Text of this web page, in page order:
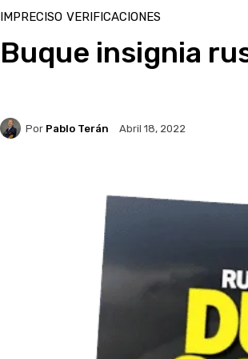
IMPRECISO VERIFICACIONES
Buque insignia
Por Pablo Terán Abril 18, 2022